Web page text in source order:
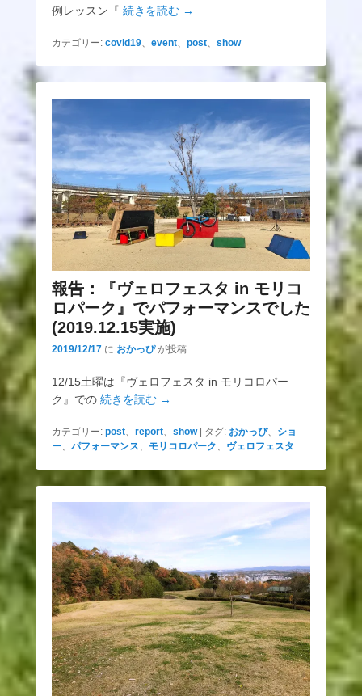
例レッスン『 続きを読む →
カテゴリー: covid19、 event、 post、 show
報告：『ヴェロフェスタ in モリコ
ロパーク』でパフォーマンスでした
(2019.12.15実施)
2019/12/17 に おかっぴ が投稿
12/15土曜は『ヴェロフェスタ in モリコロパー
ク』での 続きを読む →
カテゴリー: post、 report、 show タグ: おかっぴ、 ショ
ー、 パフォーマンス、 モリコロパーク、 ヴェロフェスタ